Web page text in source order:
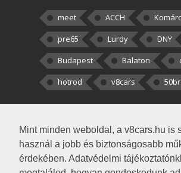
Mint minden weboldal, a v8cars.hu is
használ a jobb és biztonságosabb
érdekében. Adatvédelmi
meet ACCH
pre65
Lurdy
DNY
Budapest
Balaton
hotrod
v8cars
kortisz:Elszúrtam! Én csak
darabbaal számoltam. Nem tudtam,